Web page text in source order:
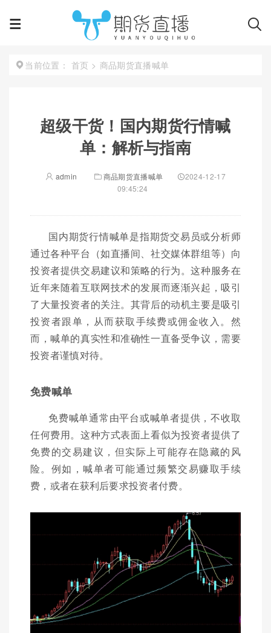
当前位置： 首页 > 商品期货直播喊单
超级干货！国内期货行情喊
单：解析与指南
admin 商品期货直播喊单
2024-12-17
09:45:24
国内期货行情喊单是指期货交易员或分析师
通过各种平台（如直播间、社交媒体群组等）向
投资者提供交易建议和策略的行为。这种服务在
近年来随着互联网技术的发展而逐渐兴起，吸引
了大量投资者的关注。其背后的动机主要是吸引
投资者跟单，从而获取手续费或佣金收入。然
而，喊单的真实性和准确性一直备受争议，需要
投资者谨慎对待。
免费喊单
免费喊单通常由平台或喊单者提供，不收取
任何费用。这种方式表面上看似为投资者提供了
免费的交易建议，但实际上可能存在隐藏的风
险。例如，喊单者可能通过频繁交易赚取手续
费，或者在获利后要求投资者付费。